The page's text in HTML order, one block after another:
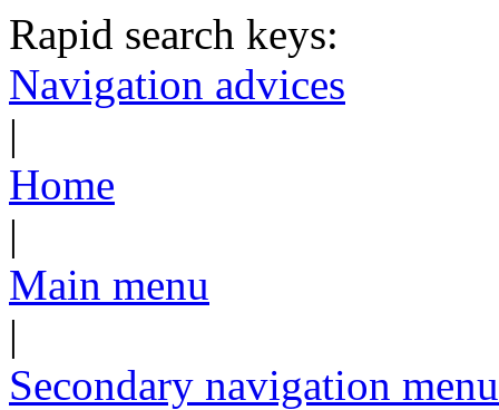
Rapid search keys:
Navigation advices
|
Home
|
Main menu
|
Secondary navigation menu